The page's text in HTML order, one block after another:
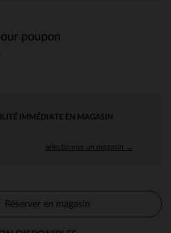
poupon
IMMÉDIATE EN MAGASIN
sélectionner un magasin →
Réserver en magasin